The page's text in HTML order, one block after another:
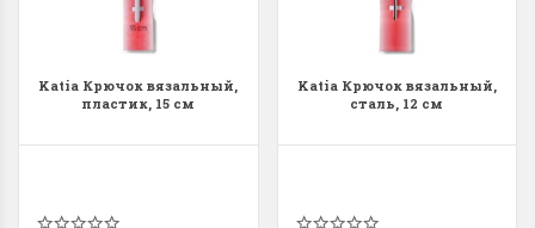
Katia Крючок вязальный,
пластик, 15 см
Katia Крючок вязальный,
сталь, 12 см